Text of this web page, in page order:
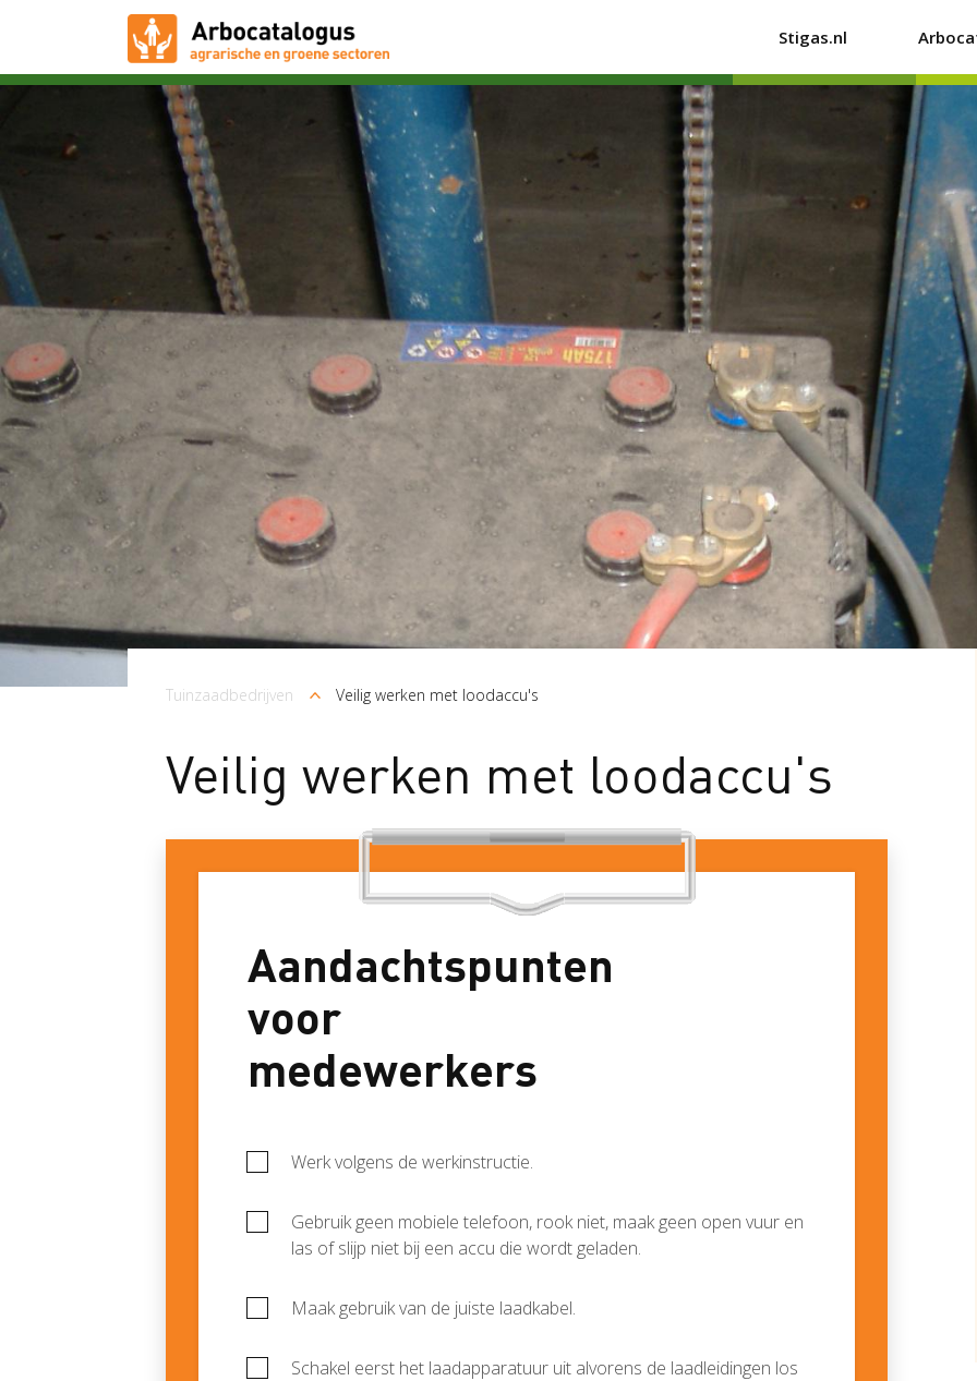
Stigas.nl
Kruimelpad
Tuinzaadbedrijven Veilig werken met loodaccu's
Veilig werken met loodaccu's
Aandachtspunten
voor
medewerkers
Werk volgens de werkinstructie.
Gebruik geen mobiele telefoon, rook niet, maak geen open vuur en
las of slijp niet bij een accu die wordt geladen.
Maak gebruik van de juiste laadkabel.
Schakel eerst het laadapparatuur uit alvorens de laadleidingen los